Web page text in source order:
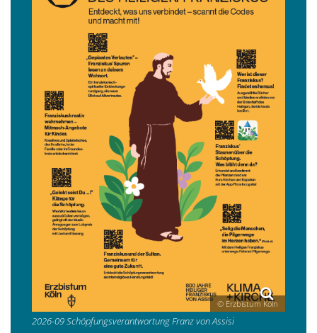
© Erzbistum Köln
2026-09 Schöpfungsverantwortung Franz von Assisi